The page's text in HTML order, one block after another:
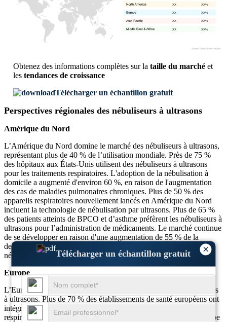
×
Télécharger un échantillon gratuit
XX%
XX
XX%
XX
XX%
XX
XX%
XX
Obtenez des informations complètes sur la taille du marché et
les tendances de croissance
Télécharger un échantillon gratuit
Perspectives régionales des nébuliseurs à ultrasons
Amérique du Nord
L’Amérique du Nord domine le marché des nébuliseurs à ultrasons,
représentant plus de 40 % de l’utilisation mondiale. Près de 75 %
des hôpitaux aux États-Unis utilisent des nébuliseurs à ultrasons
pour les traitements respiratoires. L'adoption de la nébulisation à
domicile a augmenté d'environ 60 %, en raison de l'augmentation
des cas de maladies pulmonaires chroniques. Plus de 50 % des
appareils respiratoires nouvellement lancés en Amérique du Nord
incluent la technologie de nébulisation par ultrasons. Plus de 65 %
des patients atteints de BPCO et d’asthme préfèrent les nébuliseurs à
ultrasons pour l’administration de médicaments. Le marché continue
de se développer en raison d'une augmentation de 55 % de la
demande de solutions de santé numériques intégrées aux
nébuliseurs.
Europe
L’Europe détient environ 30 % des parts de marché des nébuliseurs
à ultrasons. Plus de 70 % des établissements de santé européens ont
intégré la thérapie par nébulisation dans leurs protocoles de soins
respiratoires. Près de 60 % des utilisateurs de nébuliseurs en Europe